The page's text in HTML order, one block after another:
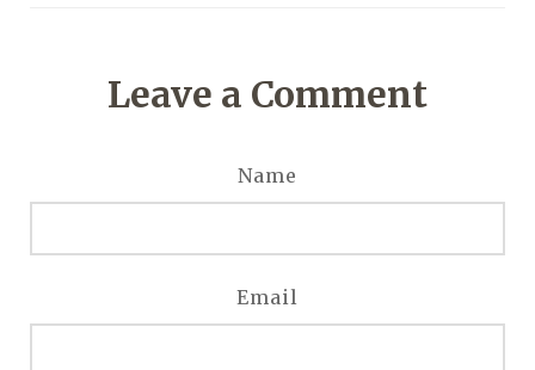
Leave a Comment
Name
Email